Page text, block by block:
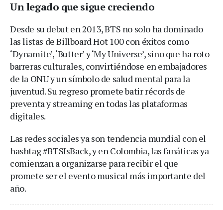
Un legado que sigue creciendo
Desde su debut en 2013, BTS no solo ha dominado
las listas de Billboard Hot 100 con éxitos como
‘Dynamite’, ‘Butter’ y ‘My Universe’, sino que ha roto
barreras culturales, convirtiéndose en embajadores
de la ONU y un símbolo de salud mental para la
juventud. Su regreso promete batir récords de
preventa y streaming en todas las plataformas
digitales.
Las redes sociales ya son tendencia mundial con el
hashtag #BTSIsBack, y en Colombia, las fanáticas ya
comienzan a organizarse para recibir el que
promete ser el evento musical más importante del
año.